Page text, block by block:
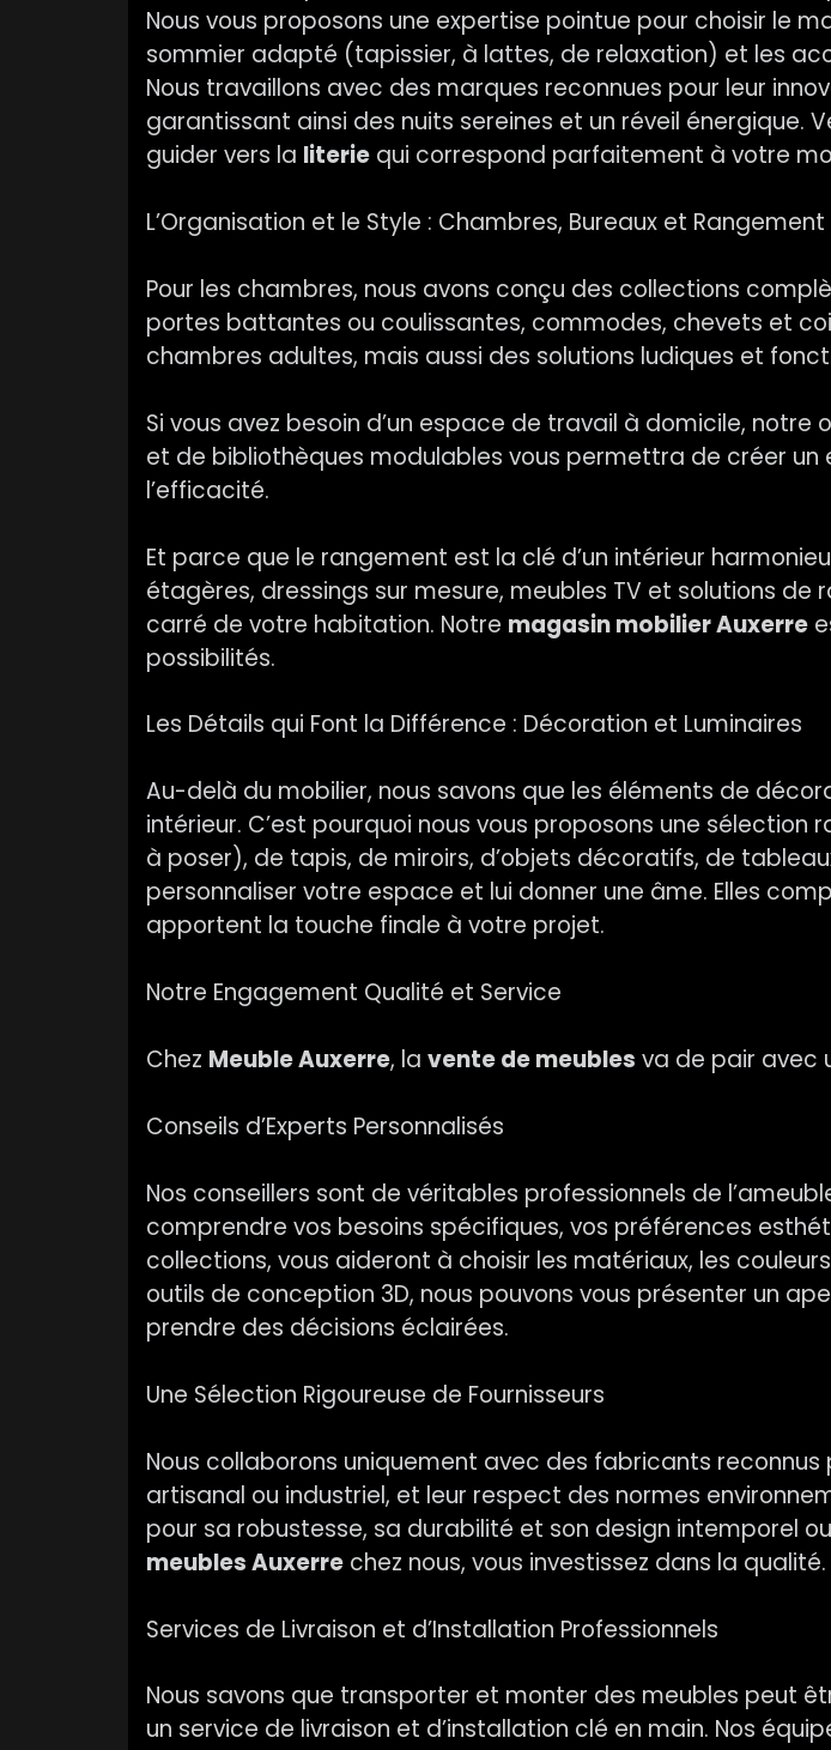
Nous vous proposons une expertise pointue pour choisir le
sommier adapté (tapissier, à lattes, de relaxation) et les
Nous travaillons avec des marques reconnues pour leur
garantissant ainsi des nuits sereines et un réveil énergique.
guider vers la literie qui correspond parfaitement à votre
L’Organisation et le Style : Chambres, Bureaux et Rangement
Pour les chambres, nous avons conçu des collections
portes battantes ou coulissantes, commodes, chevets et
chambres adultes, mais aussi des solutions ludiques et
Si vous avez besoin d’un espace de travail à domicile,
et de bibliothèques modulables vous permettra de créer
l’efficacité.
Et parce que le rangement est la clé d’un intérieur
étagères, dressings sur mesure, meubles TV et solutions
carré de votre habitation. Notre magasin mobilier Auxerre
possibilités.
Les Détails qui Font la Différence : Décoration et Luminaires
Au-delà du mobilier, nous savons que les éléments de
intérieur. C’est pourquoi nous vous proposons une
à poser), de tapis, de miroirs, d’objets décoratifs, de
personnaliser votre espace et lui donner une âme. Elles
apportent la touche finale à votre projet.
Notre Engagement Qualité et Service
Chez Meuble Auxerre, la vente de meubles va de pair avec
Conseils d’Experts Personnalisés
Nos conseillers sont de véritables professionnels de
comprendre vos besoins spécifiques, vos préférences
collections, vous aideront à choisir les matériaux, les
outils de conception 3D, nous pouvons vous présenter un
prendre des décisions éclairées.
Une Sélection Rigoureuse de Fournisseurs
Nous collaborons uniquement avec des fabricants
artisanal ou industriel, et leur respect des normes
pour sa robustesse, sa durabilité et son design intemporel
meubles Auxerre chez nous, vous investissez dans la qualité.
Services de Livraison et d’Installation Professionnels
Nous savons que transporter et monter des meubles peut
un service de livraison et d’installation clé en main. Nos